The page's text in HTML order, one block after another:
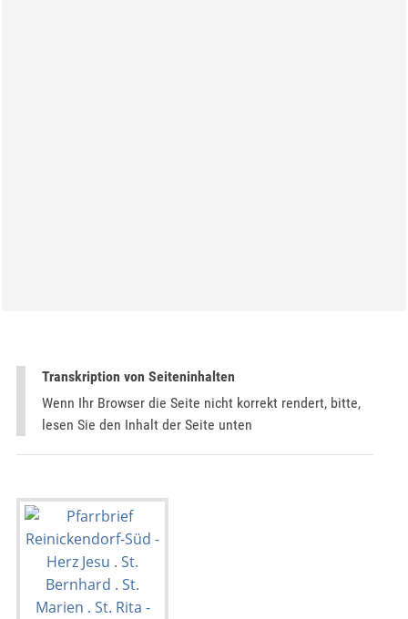
Transkription von Seiteninhalten
Wenn Ihr Browser die Seite nicht korrekt rendert, bitte,
lesen Sie den Inhalt der Seite unten